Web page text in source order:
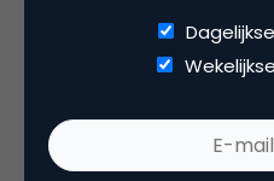
hebt, je weet wel – die
nieuwe klant – en
portemonnee te gaan
z’n verwachtingen
relatief eenvoudig